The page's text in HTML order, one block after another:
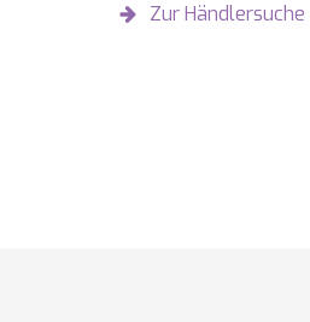
Zur Händlersuche